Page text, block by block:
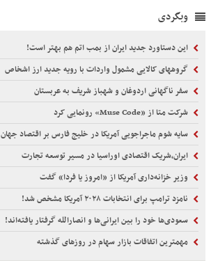
وبگردی
این دستاورد جدید ایران از بمب اتم هم بهتر است!
گروههای کالایی مشمول واردات با رویه جدید ارز اشخاص
سفر ناگهانی اردوغان و شهباز شریف به عربستان
شرکت متا از «Muse Code» رونمایی کرد
سایه شوم ماجراجویی آمریکا در خلیج فارس بر اقتصاد جهان
ایران،شریک اقتصادی اوراسیا در مسیر توسعه تجارت
وزیر خزانه‌داری آمریکا از «امروز یا فردا» گفت
نامزد ترامپ برای انتخابات ۲۰۲۸ آمریکا مشخص شد!
سعودی‌ها خود را بین ایرانی‌ها و انصارالله گرفتار یافته‌اند!
مهمترین اتفاقات بازار سهام در روزهای گذشته